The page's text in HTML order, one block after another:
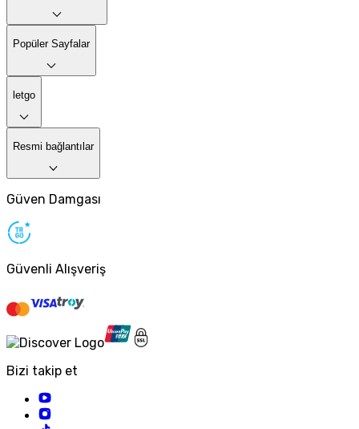
Popüler Sayfalar
letgo
Resmi bağlantılar
Güven Damgası
Güvenli Alışveriş
Bizi takip et